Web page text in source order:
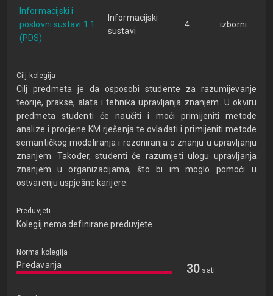
Informacijski i
poslovni sustavi 1.1
(PDS)
Informacijski
sustavi
4 izborni
Cilj kolegija
Cilj predmeta je da osposobi studente za razumijevanje
teorije, prakse, alata i tehnika upravljanja znanjem. U okviru
predmeta studenti će naučiti i moći primijeniti metode
analize i procjene KM rješenja te ovladati i primijeniti metode
semantičkog modeliranja i rezoniranja o znanju u upravljanju
znanjem. Također, studenti će razumjeti ulogu upravljanja
znanjem u organizacijama, što bi im moglo pomoći u
ostvarenju uspješne karijere.
Preduvjeti
Kolegij nema definirane preduvjete
Norma kolegija
Predavanja 30 sati